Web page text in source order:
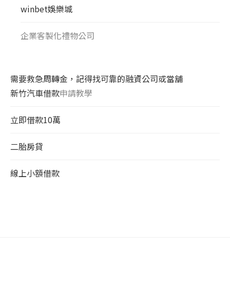
winbet娛樂城
企業客製化禮物公司
需要救急周轉金，記得找可靠的融資公司或當舖
新竹汽車借款申請教學
立即借款10萬
二胎房貸
線上小額借款